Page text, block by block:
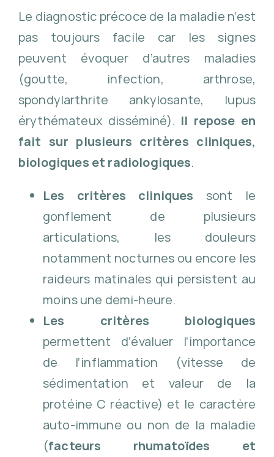
Le diagnostic précoce de la maladie n’est
pas toujours facile car les signes
peuvent évoquer d’autres maladies
(goutte, infection, arthrose,
spondylarthrite ankylosante, lupus
érythémateux disséminé). Il repose en
fait sur plusieurs critères cliniques,
biologiques et radiologiques.
Les critères cliniques sont le
gonflement de plusieurs
articulations, les douleurs
notamment nocturnes ou encore les
raideurs matinales qui persistent au
moins une demi-heure.
Les critères biologiques
permettent d’évaluer l’importance
de l’inflammation (vitesse de
sédimentation et valeur de la
protéine C réactive) et le caractère
auto-immune ou non de la maladie
(facteurs rhumatoïdes et